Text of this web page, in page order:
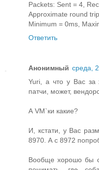
Packets: Sent = 4,
Approximate round
Minimum = 0ms,
Ответить
Анонимный среда,
Yuri, а что у Вас за
патчи, может,
А VM`ки какие?
И, кстати, у Вас
8970. А с 8972
Вообще хорошо бы